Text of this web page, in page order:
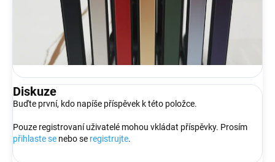
Diskuze
Buďte první, kdo napíše příspěvek k této položce.
Pouze registrovaní uživatelé mohou vkládat příspěvky. Prosím
přihlaste se nebo se registrujte.